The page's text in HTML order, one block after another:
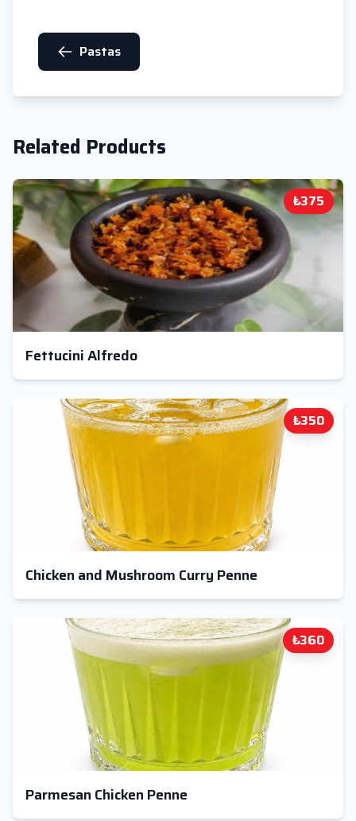
Pastas
Related Products
₺375
Fettucini Alfredo
₺350
Chicken and Mushroom Curry Penne
₺360
Parmesan Chicken Penne